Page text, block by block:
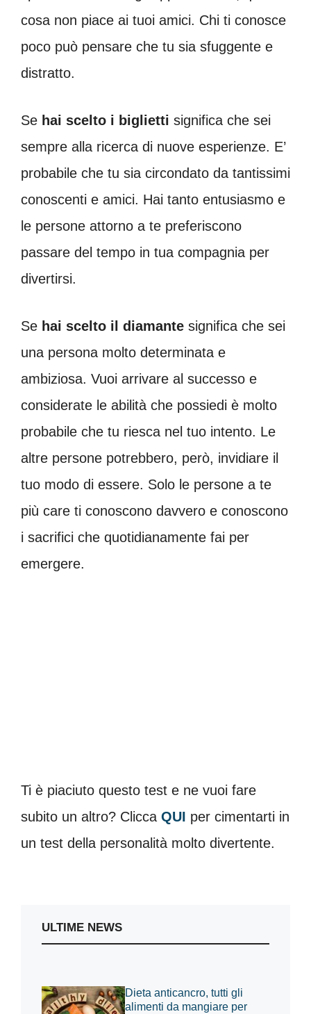
cosa non piace ai tuoi amici. Chi ti conosce
poco può pensare che tu sia sfuggente e
distratto.
Se hai scelto i biglietti significa che sei
sempre alla ricerca di nuove esperienze. E’
probabile che tu sia circondato da tantissimi
conoscenti e amici. Hai tanto entusiasmo e
le persone attorno a te preferiscono
passare del tempo in tua compagnia per
divertirsi.
Se hai scelto il diamante significa che sei
una persona molto determinata e
ambiziosa. Vuoi arrivare al successo e
considerate le abilità che possiedi è molto
probabile che tu riesca nel tuo intento. Le
altre persone potrebbero, però, invidiare il
tuo modo di essere. Solo le persone a te
più care ti conoscono davvero e conoscono
i sacrifici che quotidianamente fai per
emergere.
Ti è piaciuto questo test e ne vuoi fare
subito un altro? Clicca QUI per cimentarti in
un test della personalità molto divertente.
ULTIME NEWS
Dieta anticancro, tutti gli
alimenti da mangiare per